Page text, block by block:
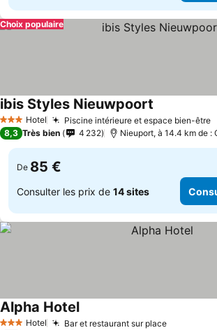
Choix populaire
3 ÉtoilesHotel Piscine intérieure et espace bien-être
ibis Styles Nieuwpoort
8,3 Très bien 4 232 Nieuport, à 14.4 km de :
De 85 €
Consulter les prix de 14 sites
3 ÉtoilesHotel Bar et restaurant sur placeConsulter
Alpha HotelConsulter les prix